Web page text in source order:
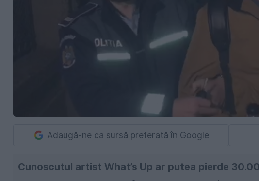
Adaugă-ne ca sursă preferată în Google
Cunoscutul artist What’s Up ar putea pierde